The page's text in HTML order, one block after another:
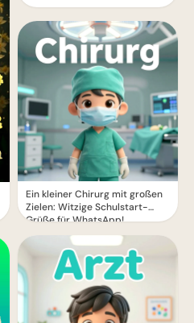
Ein kleiner Chirurg mit großen
Zielen: Witzige Schulstart-
Grüße für WhatsApp!